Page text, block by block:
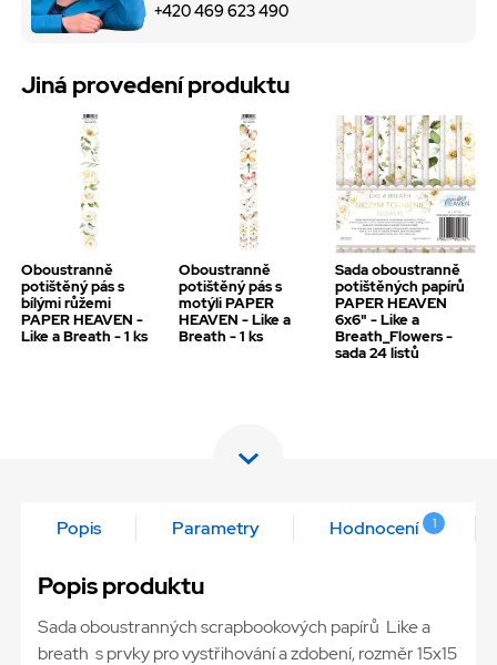
+420 469 623 490
Jiná provedení produktu
Oboustranně
potištěný pás s
bílými růžemi
PAPER HEAVEN -
Like a Breath - 1 ks
Oboustranně
potištěný pás s
motýli PAPER
HEAVEN - Like a
Breath - 1 ks
Sada oboustranně
potištěných papírů
PAPER HEAVEN
6x6" - Like a
Breath_Flowers -
sada 24 listů
Popis Parametry Hodnocení 1
Popis produktu
Sada oboustranných scrapbookových papírů Like a
breath s prvky pro vystřihování a zdobení, rozměr 15x15